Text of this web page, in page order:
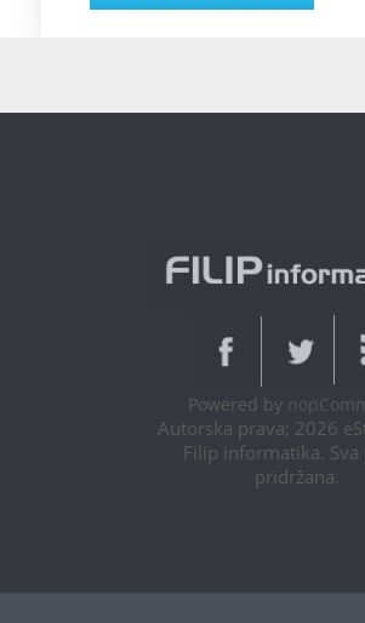
Powered by
Autorska prava; 2026
Filip informatika. Sva
pridržana.